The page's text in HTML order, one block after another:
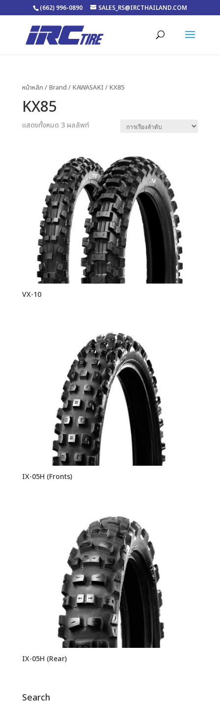
(662) 996-0890 SALES_RS@IRCTHAILAND.COM
หน้าหลัก / Brand / KAWASAKI / KX85
KX85
แสดงทั้งหมด 3 ผลลัพท์
VX-10
IX-05H (Fronts)
IX-05H (Rear)
Search